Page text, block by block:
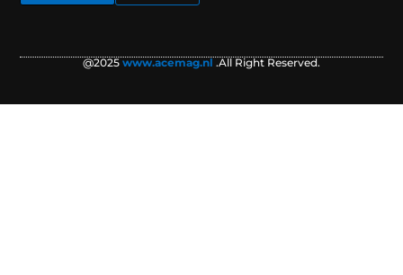
@2025www.acemag.nl .All Right Reserved.